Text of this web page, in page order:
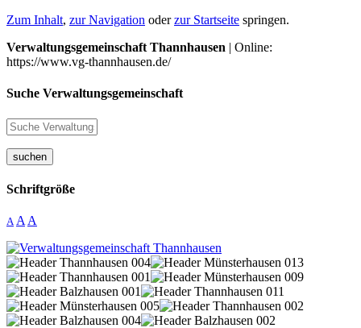
Zum Inhalt, zur Navigation oderzur Startseite springen.
Verwaltungsgemeinschaft Thannhausen | Online:
https://www.vg-thannhausen.de/
Suche Verwaltungsgemeinschaft
suchen
Schriftgröße
A A A